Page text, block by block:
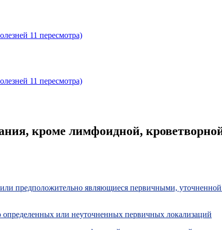
11 пересмотра)
11 пересмотра)
кроме лимфоидной,
предположительно являющиеся первичными,
определенных или неуточненных первичных локализаций